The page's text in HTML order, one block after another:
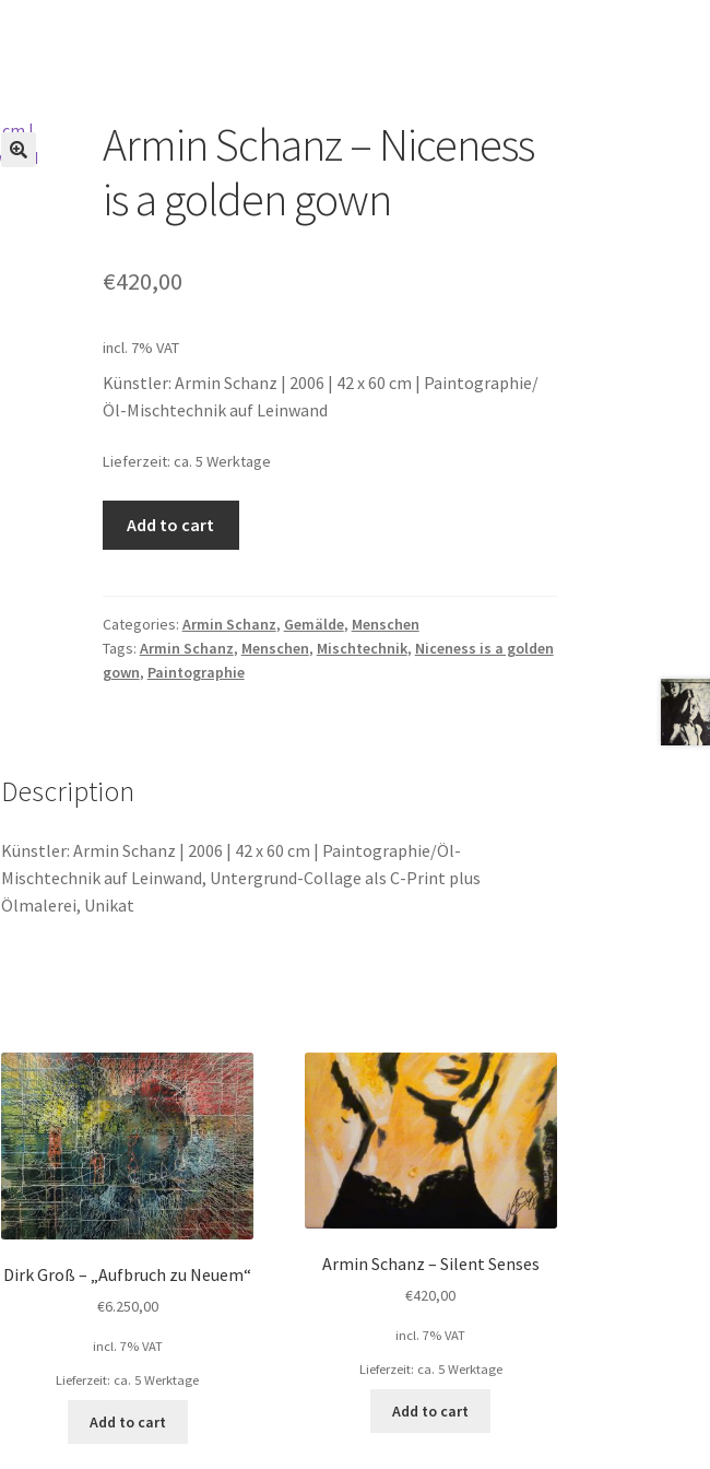
Armin Schanz – Niceness
is a golden gown
€420,00
incl. 7% VAT
Künstler: Armin Schanz | 2006 | 42 x 60 cm | Paintographie/
Öl-Mischtechnik auf Leinwand
Lieferzeit: ca. 5 Werktage
Add to cart
Categories: Armin Schanz, Gemälde, Menschen
Tags: Armin Schanz, Menschen, Mischtechnik, Niceness is a golden
gown, Paintographie
Description
Künstler: Armin Schanz | 2006 | 42 x 60 cm | Paintographie/Öl-
Mischtechnik auf Leinwand, Untergrund-Collage als C-Print plus
Ölmalerei, Unikat
Dirk Groß – „Aufbruch zu Neuem“
€6.250,00
incl. 7% VAT
Lieferzeit: ca. 5 Werktage
Add to cart
Armin Schanz – Silent Senses
€420,00
incl. 7% VAT
Lieferzeit: ca. 5 Werktage
Add to cart